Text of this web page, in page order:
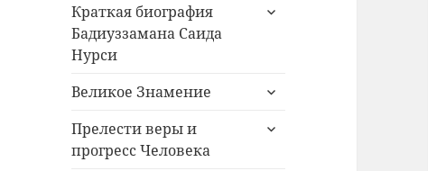
меню
Краткая биография
Бадиуззамана Саида
Нурси
раскрыть
Великое Знамение
раскрыть
меню
Прелести веры и
прогресс Человека
раскрыть